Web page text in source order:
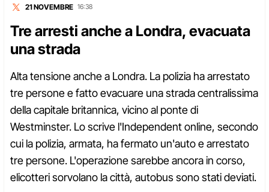
21 NOVEMBRE 16:38
Tre arresti anche a Londra, evacuata
una strada
Alta tensione anche a Londra. La polizia ha arrestato
tre persone e fatto evacuare una strada centralissima
della capitale britannica, vicino al ponte di
Westminster. Lo scrive l'Independent online, secondo
cui la polizia, armata, ha fermato un'auto e arrestato
tre persone. L'operazione sarebbe ancora in corso,
elicotteri sorvolano la città, autobus sono stati deviati.